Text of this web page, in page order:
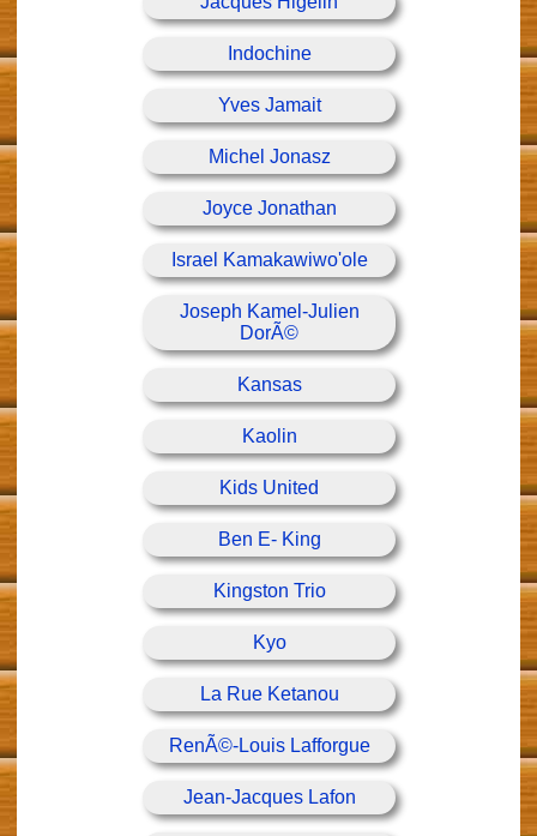
Indochine
Yves Jamait
Michel Jonasz
Joyce Jonathan
Israel Kamakawiwo'ole
Joseph Kamel-Julien
DorÃ©
Kansas
Kaolin
Kids United
Ben E- King
Kingston Trio
Kyo
La Rue Ketanou
RenÃ©-Louis Lafforgue
Jean-Jacques Lafon